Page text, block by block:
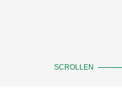
SCROLLEN